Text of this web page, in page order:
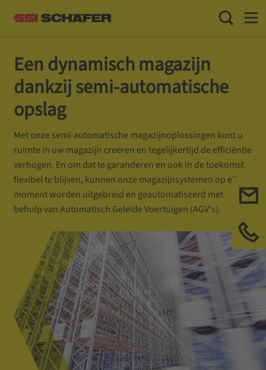
Toggle
Een dynamisch magazijn
dankzij semi-automatische
opslag
Met onze semi-automatische magazijnoplossingen kunt u
ruimte in uw magazijn creëren en tegelijkertijd de efficiëntie
verhogen. En om dat te garanderen en ook in de toekomst
flexibel te blijven, kunnen onze magazijnsystemen op elk
moment worden uitgebreid en geautomatiseerd met
behulp van Automatisch Geleide Voertuigen (AGV's).